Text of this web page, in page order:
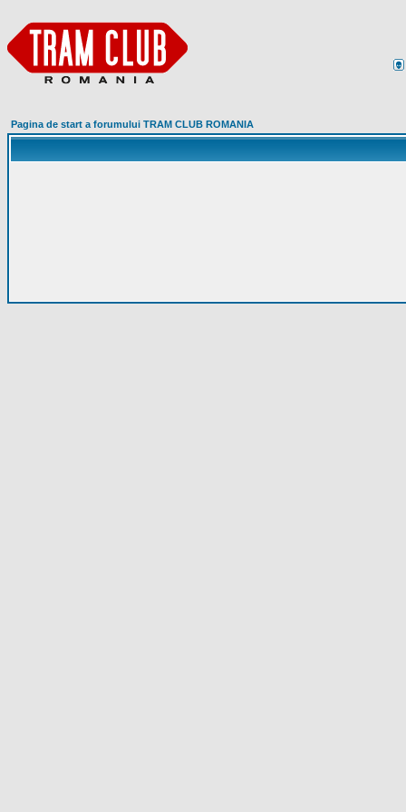
Pagina de start a forumului TRAM CLUB ROMANIA